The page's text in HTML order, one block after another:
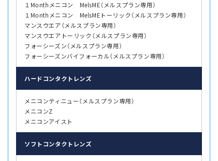
１Monthメニコン MelsME（メルスプラン専用）
１Monthメニコン MelsMEトーリック（メルスプラン専用）
マンスウエア（メルスプラン専用）
マンスウエアトーリック（メルスプラン専用）
フォーシーズン（メルスプラン専用）
フォーシーズンバイフォーカル（メルスプラン専用）
ハード コンタクトレンズ
メニコンティニュー（メルスプラン専用）
メニコンZ
メニコンアイスト
ソフト コンタクトレンズ